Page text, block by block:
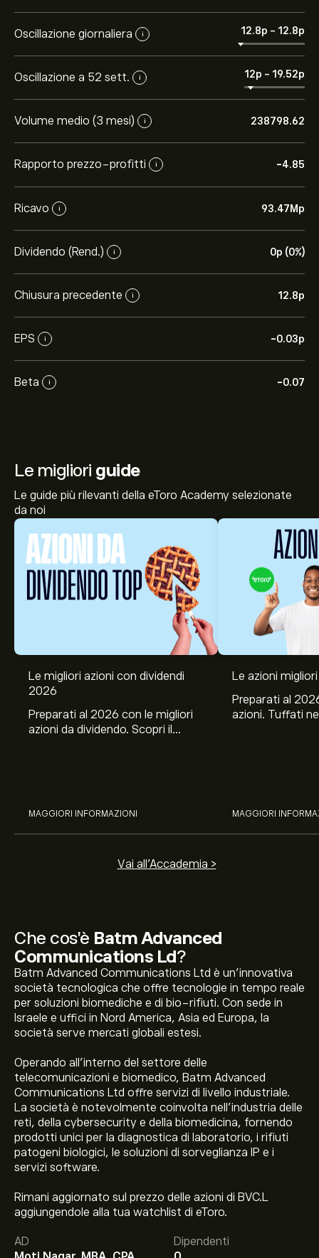
Oscillazione giornaliera i 12.8‎p‎ - 12.8‎p‎
Oscillazione a 52 sett. i 12‎p‎ - 19.52‎p‎
Volume medio (3 mesi) i 238798.62
Rapporto prezzo-profitti i -4.85
Ricavo i 93.47M‎p‎
Dividendo (Rend.) i 0‎p‎ (0%)
Chiusura precedente i 12.8‎p‎
EPS i -0.03‎p‎
Beta i -0.07
Che cos'è Batm Advanced
Communications Ld?
Batm Advanced Communications Ltd è un'innovativa
società tecnologica che offre tecnologie in tempo reale
per soluzioni biomediche e di bio-rifiuti. Con sede in
Israele e uffici in Nord America, Asia ed Europa, la
società serve mercati globali estesi.
Operando all'interno del settore delle
telecomunicazioni e biomedico, Batm Advanced
Communications Ltd offre servizi di livello industriale.
La società è notevolmente coinvolta nell'industria delle
reti, della cybersecurity e della biomedicina, fornendo
prodotti unici per la diagnostica di laboratorio, i rifiuti
patogeni biologici, le soluzioni di sorveglianza IP e i
servizi software.
Rimani aggiornato sul prezzo delle azioni di BVC.L
aggiungendole alla tua watchlist di eToro.
AD
Dipendenti
Le migliori guide
Le guide più rilevanti della eToro Academy selezionate
da noi
Le migliori azioni con dividendi
2026
Preparati al 2026 con le migliori
azioni da dividendo. Scopri il
MAGGIORI INFORMAZIONI
Le azioni
Preparati al
azioni. Tuffati
MAGGIORI
Vai all'Accademia >
Il prezzo attuale delle azioni BVC.L è di 12.800‎p‎.